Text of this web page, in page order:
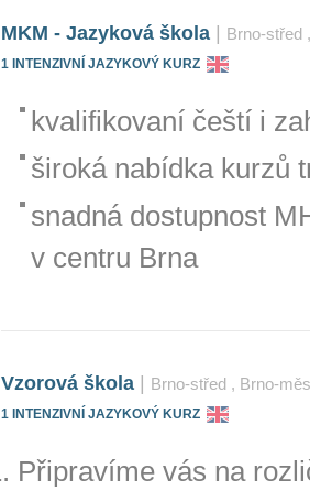
MKM - Jazyková škola Brno-střed
1 INTENZIVNÍ JAZYKOVÝ KURZ
kvalifikovaní čeští i
široká nabídka kurzů
snadná dostupnost
v centru Brna
Vzorová škola Brno-střed , Brno-
1 INTENZIVNÍ JAZYKOVÝ KURZ
Připravíme vás na